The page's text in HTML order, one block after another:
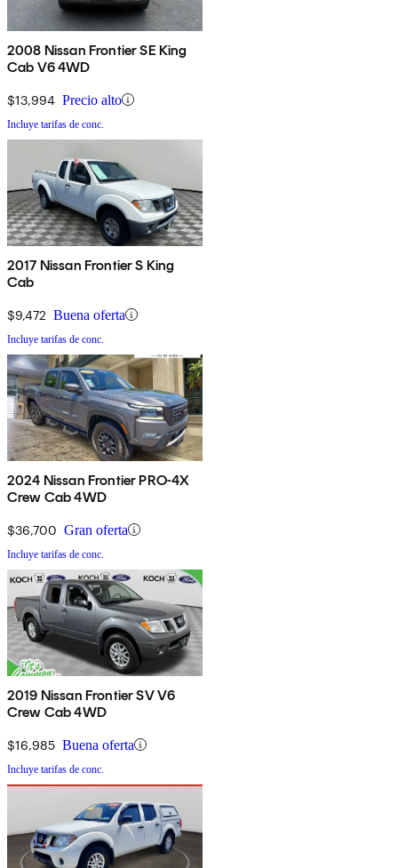
2008 Nissan Frontier SE King
Cab V6 4WD
$13,994 Precio alto
Incluye tarifas de conc.
2017 Nissan Frontier S King
Cab
$9,472 Buena oferta
Incluye tarifas de conc.
2024 Nissan Frontier PRO-4X
Crew Cab 4WD
$36,700 Gran oferta
Incluye tarifas de conc.
2019 Nissan Frontier SV V6
Crew Cab 4WD
$16,985 Buena oferta
Incluye tarifas de conc.